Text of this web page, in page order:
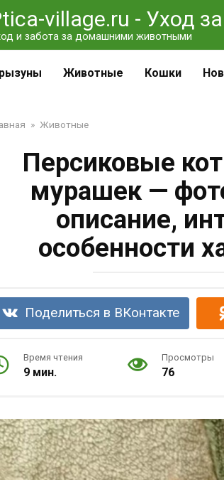
village.ru - Уход
и забота за домашними животными
Животные Кошки
» Животные
Персиковые
мурашек —
описание,
особенности
Поделиться в ВКонтакте
Время чтения
9 мин.
Просмотры
76